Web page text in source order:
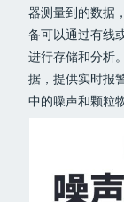
器测量到的数据
备可以通过有线
进行存储和分析
据，提供实时报
中的噪声和颗粒